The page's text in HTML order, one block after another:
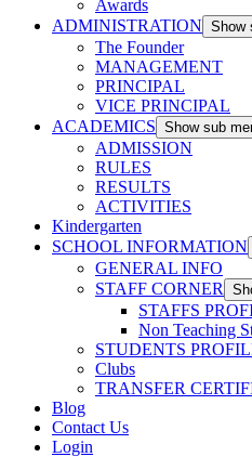
Awards
ADMINISTRATION Show
The Founder
MANAGEMENT
PRINCIPAL
VICE PRINCIPAL
ACADEMICS Show sub
ADMISSION
RULES
RESULTS
ACTIVITIES
Kindergarten
SCHOOL INFORMATION
GENERAL INFO
STAFF CORNER
STAFFS
Non Teaching
STUDENTS
Clubs
TRANSFER
Blog
Contact Us
Login